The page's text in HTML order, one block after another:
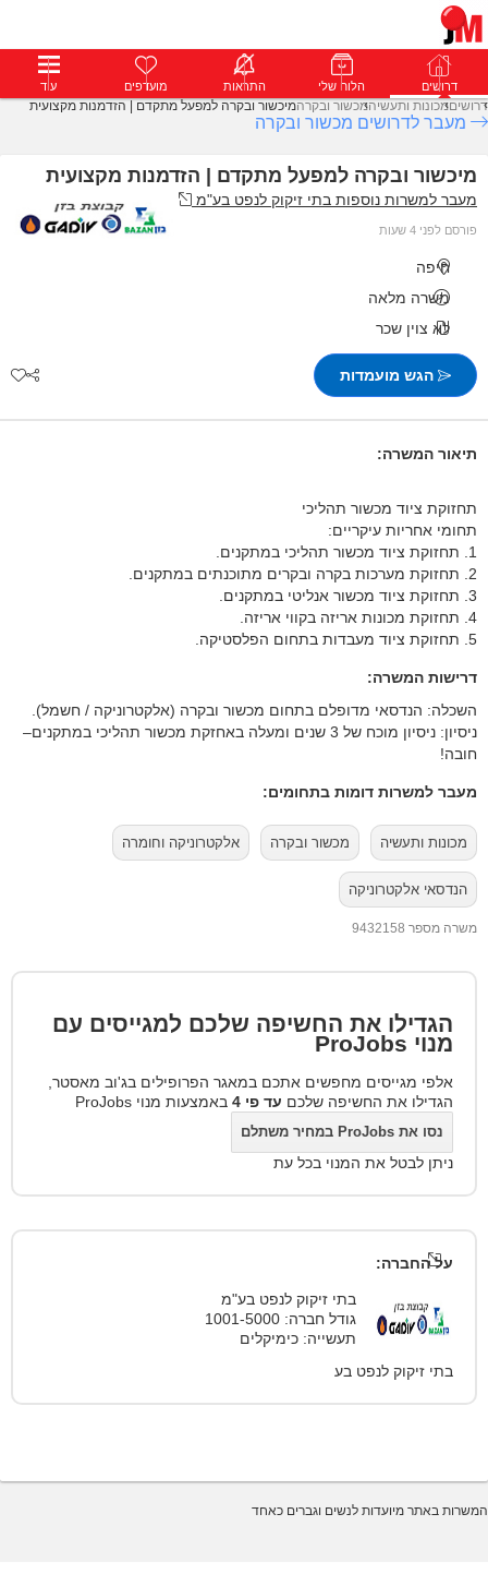
דרושים פרופילים הודעות פרימיום דרושים הלוח שלי התראות מועדפים עוד
דרושיםמכונות ותעשיהמכשור ובקרהמיכשור ובקרה למפעל מתקדם | הזדמנות מקצועית
מעבר לדרושים מכשור ובקרה
מיכשור ובקרה למפעל מתקדם | הזדמנות מקצועית
מעבר למשרות נוספות בתי זיקוק לנפט בע"מ
פורסם לפני 4 שעות
חיפה
משרה מלאה
לא צוין שכר
הגש מועמדות
תיאור המשרה:
תחזוקת ציוד מכשור תהליכי
תחומי אחריות עיקריים:
1. תחזוקת ציוד מכשור תהליכי במתקנים.
2. תחזוקת מערכות בקרה ובקרים מתוכנתים במתקנים.
3. תחזוקת ציוד מכשור אנליטי במתקנים.
4. תחזוקת מכונות אריזה בקווי אריזה.
5. תחזוקת ציוד מעבדות בתחום הפלסטיקה.
דרישות המשרה:
השכלה: הנדסאי מדופלם בתחום מכשור ובקרה (אלקטרוניקה / חשמל).
ניסיון: ניסיון מוכח של 3 שנים ומעלה באחזקת מכשור תהליכי במתקנים–
חובה!
מעבר למשרות דומות בתחומים:
מכונות ותעשיה מכשור ובקרה אלקטרוניקה וחומרה
הנדסאי אלקטרוניקה
משרה מספר 9432158
הגדילו את החשיפה שלכם למגייסים עם
מנוי ProJobs
אלפי מגייסים מחפשים אתכם במאגר הפרופילים בג'וב מאסטר,
הגדילו את החשיפה שלכם עד פי 4 באמצעות מנוי ProJobs
נסו את ProJobs במחיר משתלם
ניתן לבטל את המנוי בכל עת
על החברה:
בתי זיקוק לנפט בע"מ
גודל חברה: 1001-5000
תעשייה: כימיקלים
בתי זיקוק לנפט בע
המשרות באתר מיועדות לנשים וגברים כאחד